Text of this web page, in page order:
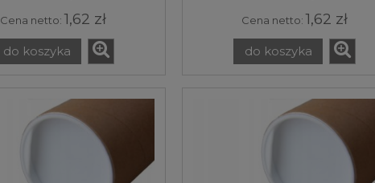
Cena netto: 1,62 zł
do koszyka
Cena netto: 1,62 zł
do koszyka